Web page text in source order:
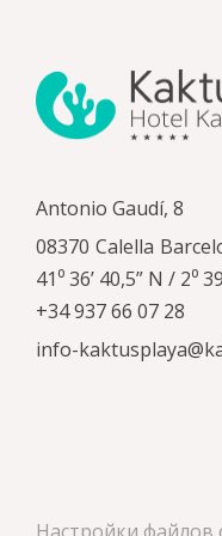
Antonio Gaudí, 8
08370 Calella
41⁰ 36’ 40,5” N / 2⁰
+34 937 66 07 28
info-